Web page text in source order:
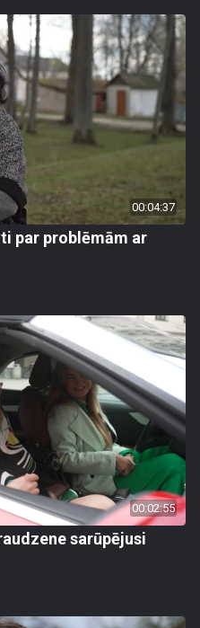
00:04:37
par problēmām ar
00:02:55
sarūpējusi